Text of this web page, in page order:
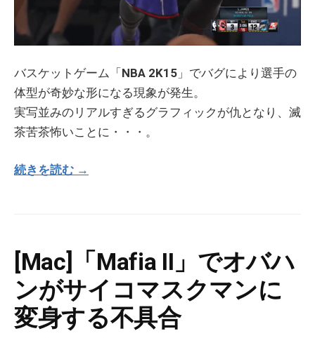
バスケットゲーム「 NBA 2K15 」でバグにより選手の
体型が奇妙な形になる現象が発生。
実写並みのリアルすぎるグラフィックが仇となり、滅
茶苦茶怖いことに・・・。
続きを読む →
[Mac]「Mafia II」でオバハ
ンがサイコマスクマンに
変身する不具合